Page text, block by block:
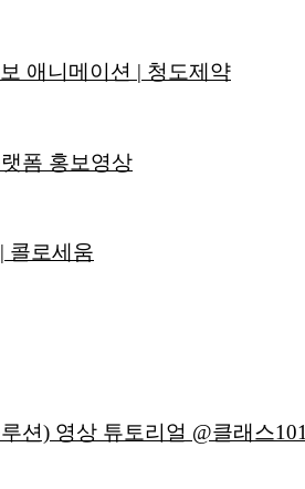
애니메이션 | 청도제약
폼 홍보영상
콜로세움
션) 영상 튜토리얼 @클래스101